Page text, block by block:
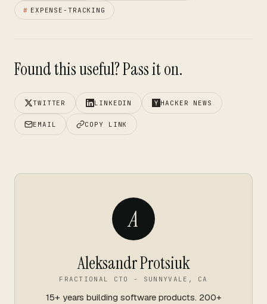
# EXPENSE-TRACKING
Found this useful? Pass it on.
TWITTER LINKEDIN HACKER NEWS
EMAIL COPY LINK
A
Aleksandr Protsiuk
FRACTIONAL CTO - SUNNYVALE, CA
15+ years building software products. 200+